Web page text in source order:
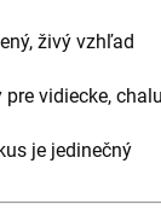
živý vzhľad
pre vidiecke,
je jedinečný